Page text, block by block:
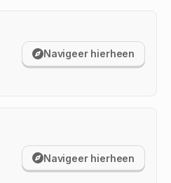
Navigeer hierheen
Navigeer hierheen